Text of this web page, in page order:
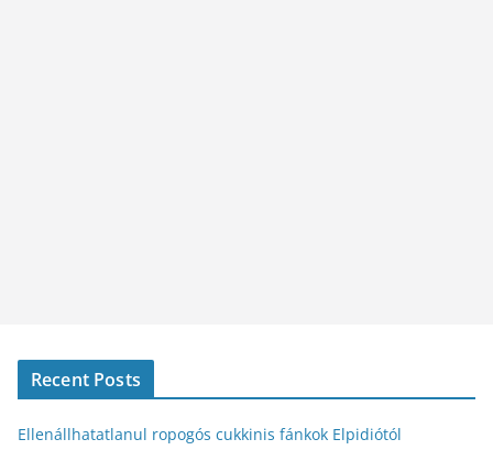
Recent Posts
Ellenállhatatlanul ropogós cukkinis fánkok Elpidiótól